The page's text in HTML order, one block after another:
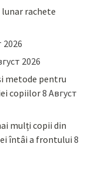
lunar rachete
2026
2026
metode pentru
copiilor8 Август
mulți copii din
întâi a frontului 8